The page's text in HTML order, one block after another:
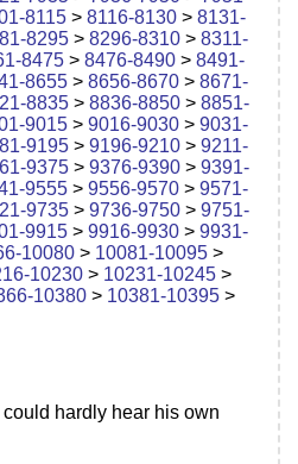
8115 > 8116-8130 > 8131-
8295 > 8296-8310 > 8311-
8475 > 8476-8490 > 8491-
8655 > 8656-8670 > 8671-
8835 > 8836-8850 > 8851-
9015 > 9016-9030 > 9031-
9195 > 9196-9210 > 9211-
9375 > 9376-9390 > 9391-
9555 > 9556-9570 > 9571-
9735 > 9736-9750 > 9751-
9915 > 9916-9930 > 9931-
10080 > 10081-10095 >
10230 > 10231-10245 >
10380 > 10381-10395 >
hardly hear his own